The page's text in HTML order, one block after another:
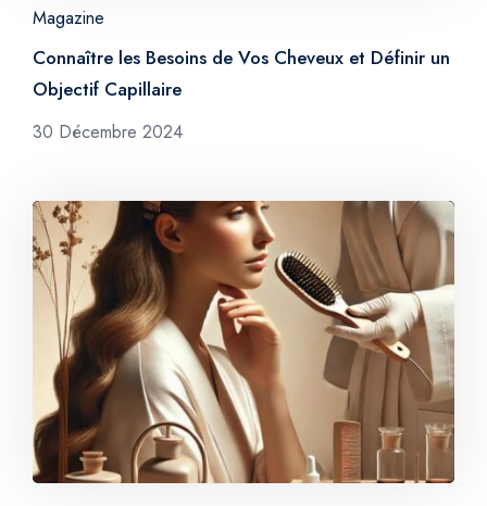
Magazine
Connaître les Besoins de Vos Cheveux et Définir un
Objectif Capillaire
30 Décembre 2024